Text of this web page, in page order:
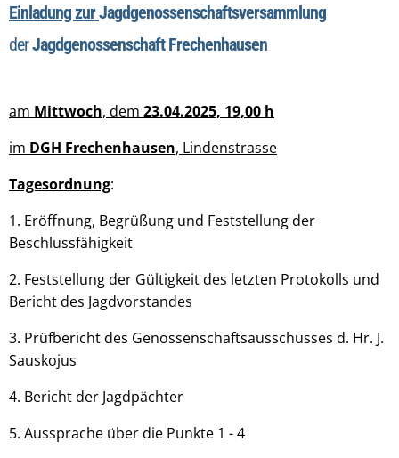
Einladung zurJagdgenossenschaftsversammlung
derJagdgenossenschaft Frechenhausen
am Mittwoch, dem 23.04.2025, 19,00 h
im DGH Frechenhausen, Lindenstrasse
Tagesordnung:
1. Eröffnung, Begrüßung und Feststellung der
Beschlussfähigkeit
2. Feststellung der Gültigkeit des letzten Protokolls und
Bericht des Jagdvorstandes
3. Prüfbericht des Genossenschaftsausschusses d. Hr. J.
Sauskojus
4. Bericht der Jagdpächter
5. Aussprache über die Punkte 1 - 4